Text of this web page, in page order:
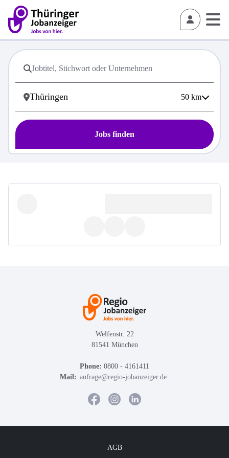
50 km
Jobs finden
Welfenstr. 22
81541 München
Phone: 0800 - 4161411
Mail: anfrage@regio-jobanzeiger.de
AGB